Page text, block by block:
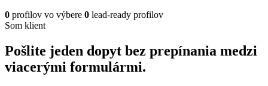
0 profilov vo výbere 0 lead-ready profilov
Som klient
Pošlite jeden dopyt bez prepínania medzi
viacerými formulármi.